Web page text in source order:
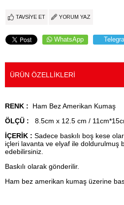
TAVSIYE ET YORUM YAZ
WhatsApp
ÜRÜN ÖZELLIKLERI
RENK : Ham Bez Amerikan Kumaş
ÖLÇÜ : 8.5cm x 12.5 cm /
İÇERİK : Sadece baskılı boş kese
içleri lavanta ve elyaf ile doldurulmuş
edebilirsiniz.
Baskılı olarak gönderilir.
Ham bez amerikan kumaş üzerine